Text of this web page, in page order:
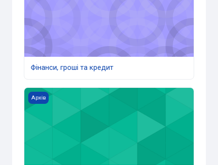
Фінанси, гроші та кредит
Фінансова діяльність суб’єктів господарювання
Архів